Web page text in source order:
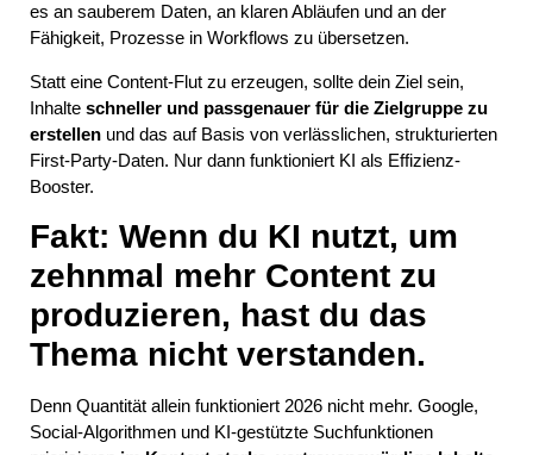
es an sauberem Daten, an klaren Abläufen und an der
Fähigkeit, Prozesse in Workflows zu übersetzen.
Statt eine Content-Flut zu erzeugen, sollte dein Ziel sein,
Inhalte schneller und passgenauer für die Zielgruppe zu
erstellen und das auf Basis von verlässlichen, strukturierten
First-Party-Daten. Nur dann funktioniert KI als Effizienz-
Booster.
Fakt: Wenn du KI nutzt, um
zehnmal mehr Content zu
produzieren, hast du das
Thema nicht verstanden.
Denn Quantität allein funktioniert 2026 nicht mehr. Google,
Social-Algorithmen und KI-gestützte Suchfunktionen